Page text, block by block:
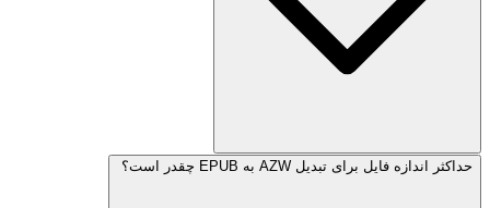
حداکثر اندازه فایل برای تبدیل AZW به EPUB چقدر است؟